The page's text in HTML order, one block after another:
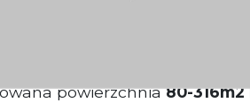
dla biura pokrywa
biurowa
powierzchnia80-316m2